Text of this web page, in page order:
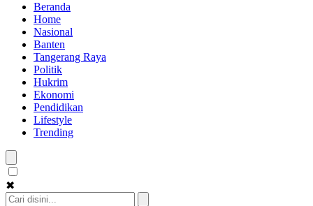
Beranda
Home
Nasional
Banten
Tangerang Raya
Politik
Hukrim
Ekonomi
Pendidikan
Lifestyle
Trending
✖